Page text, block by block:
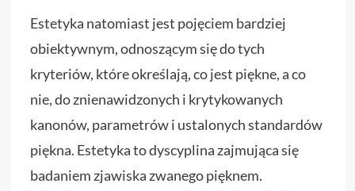
Estetyka natomiast jest pojęciem bardziej
obiektywnym, odnoszącym się do tych
kryteriów, które określają, co jest piękne, a co
nie, do znienawidzonych i krytykowanych
kanonów, parametrów i ustalonych standardów
piękna. Estetyka to dyscyplina zajmująca się
badaniem zjawiska zwanego pięknem.